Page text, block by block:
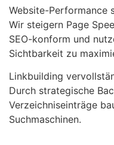
Website-Performance
Wir steigern Page
SEO-konform und
Sichtbarkeit zu
Linkbuilding
Durch strategische
Verzeichniseinträge
Suchmaschinen.